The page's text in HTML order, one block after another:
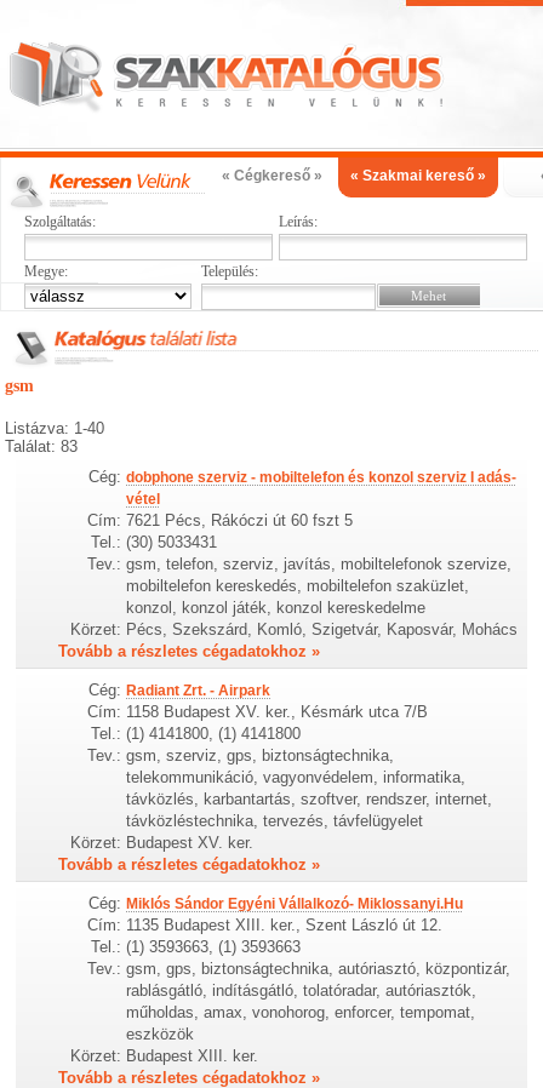
« Cégkereső » « Szakmai kereső »
Szolgáltatás: Leírás:
Megye: Település:
gsm
Listázva: 1-40
Találat: 83
Cég: dobphone szerviz - mobiltelefon és konzol szerviz I adás-
vétel
Cím: 7621 Pécs, Rákóczi út 60 fszt 5
Tel.: (30) 5033431
Tev.: gsm, telefon, szerviz, javítás, mobiltelefonok szervize,
mobiltelefon kereskedés, mobiltelefon szaküzlet,
konzol, konzol játék, konzol kereskedelme
Körzet: Pécs, Szekszárd, Komló, Szigetvár, Kaposvár, Mohács
Tovább a részletes cégadatokhoz »
Cég: Radiant Zrt. - Airpark
Cím: 1158 Budapest XV. ker., Késmárk utca 7/B
Tel.: (1) 4141800, (1) 4141800
Tev.: gsm, szerviz, gps, biztonságtechnika,
telekommunikáció, vagyonvédelem, informatika,
távközlés, karbantartás, szoftver, rendszer, internet,
távközléstechnika, tervezés, távfelügyelet
Körzet: Budapest XV. ker.
Tovább a részletes cégadatokhoz »
Cég: Miklós Sándor Egyéni Vállalkozó- Miklossanyi.Hu
Cím: 1135 Budapest XIII. ker., Szent László út 12.
Tel.: (1) 3593663, (1) 3593663
Tev.: gsm, gps, biztonságtechnika, autóriasztó, központizár,
rablásgátló, indításgátló, tolatóradar, autóriasztók,
műholdas, amax, vonohorog, enforcer, tempomat,
eszközök
Körzet: Budapest XIII. ker.
Tovább a részletes cégadatokhoz »